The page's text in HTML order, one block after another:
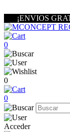
¡ENVIOS
0
0
0
Acceder